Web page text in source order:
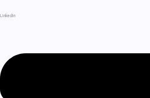
LinkedIn